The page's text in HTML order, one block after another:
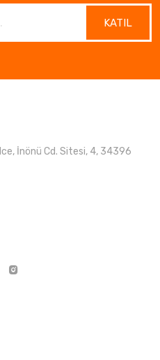
KATIL
İnönü Cd. Sitesi, 4, 34396